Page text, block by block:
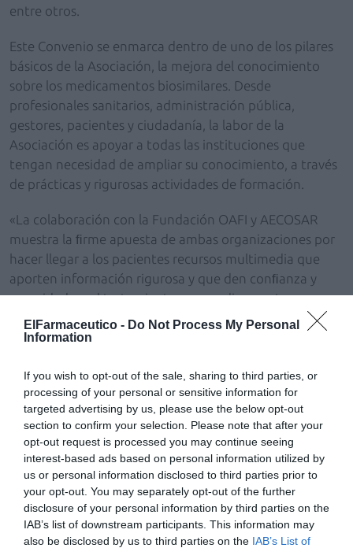
ElFarmaceutico - Do Not Process My Personal
Information
If you wish to opt-out of the sale, sharing to third parties, or
processing of your personal or sensitive information for
targeted advertising by us, please use the below opt-out
section to confirm your selection. Please note that after your
opt-out request is processed you may continue seeing
interest-based ads based on personal information utilized by
us or personal information disclosed to third parties prior to
your opt-out. You may separately opt-out of the further
disclosure of your personal information by third parties on the
IAB’s list of downstream participants. This information may
also be disclosed by us to third parties on the IAB’s List of
entre otros.
Este Convenio se enmarca dentro de uno de los pilares
básicos de la Asociación, la mejora del conocimiento
sobre los medicamentos biosimilares. Desde
profesionales sanitarios, administración pública,
gestores, pacientes y ciudadanía, la labor de la
Asociación es apoyar a todas las instituciones que
tengan necesidad de ampliar su conocimiento, a través
de prácticas y rigurosas actividades de formación.
«La colaboración con la Fundación OAFI y AECOSAR
muestra la ﬁrme apuesta de ambas organizaciones por
hacer llegar a los pacientes recursos multimedia que
aporten información rigurosa y que den conﬁanza y
seguridad en el tratamiento con medicamentos
biosimilares» indica Joaquín Rodrigo, presidente de
BioSim. «El efecto nocebo es un factor muy relevante a
en los biosimilares. Se ha demostrado cientíﬁcamente
que combatirlo, compartiendo con los pacientes
conocimiento y mensajes que transmitan certidumbre
sobre su tratamiento repercute muy positivamente en
el resultado del mismo». Según Rodrigo, «estas
iniciativas pueden ayudar a combatir falsas creencias
sobre la bondad de estos tratamientos. La utilización de
un medio de comunicación social como la radio, es una
experiencia que nos parece de especial interés».